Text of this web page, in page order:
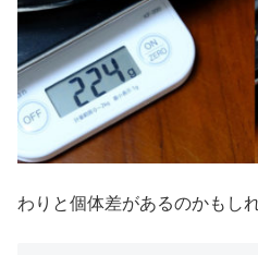
わりと個体差があるのかもし